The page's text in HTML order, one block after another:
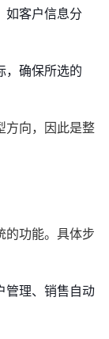
如客户信息分
，确保所选的
方向，因此是整
的功能。具体步
管理、销售自动